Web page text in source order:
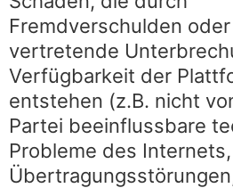
Fremdverschulden
vertretende
Verfügbarkeit der
entstehen (z.B. nicht
Partei beeinflussbare
Probleme des